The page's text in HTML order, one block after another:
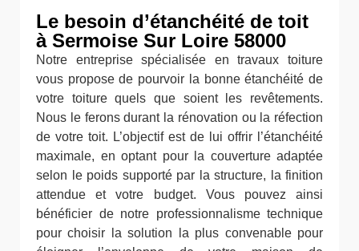
Le besoin d’étanchéité de toit
à Sermoise Sur Loire 58000
Notre entreprise spécialisée en travaux toiture
vous propose de pourvoir la bonne étanchéité de
votre toiture quels que soient les revêtements.
Nous le ferons durant la rénovation ou la réfection
de votre toit. L’objectif est de lui offrir l’étanchéité
maximale, en optant pour la couverture adaptée
selon le poids supporté par la structure, la finition
attendue et votre budget. Vous pouvez ainsi
bénéficier de notre professionnalisme technique
pour choisir la solution la plus convenable pour